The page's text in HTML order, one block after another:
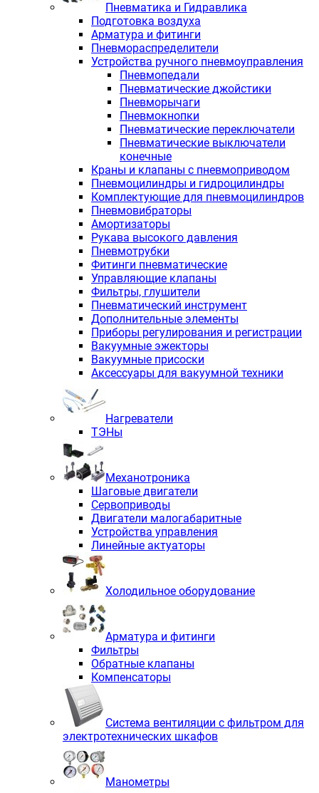
Пневматика и Гидравлика
Подготовка воздуха
Арматура и фитинги
Пневмораспределители
Устройства ручного пневмоуправления
Пневмопедали
Пневматические джойстики
Пневморычаги
Пневмокнопки
Пневматические переключатели
Пневматические выключатели
конечные
Краны и клапаны с пневмоприводом
Пневмоцилиндры и гидроцилиндры
Комплектующие для пневмоцилиндров
Пневмовибраторы
Амортизаторы
Рукава высокого давления
Пневмотрубки
Фитинги пневматические
Управляющие клапаны
Фильтры, глушители
Пневматический инструмент
Дополнительные элементы
Приборы регулирования и регистрации
Вакуумные эжекторы
Вакуумные присоски
Аксессуары для вакуумной техники
Нагреватели
ТЭНы
Механотроника
Шаговые двигатели
Сервоприводы
Двигатели малогабаритные
Устройства управления
Линейные актуаторы
Холодильное оборудование
Арматура и фитинги
Фильтры
Обратные клапаны
Компенсаторы
Система вентиляции с фильтром для
электротехнических шкафов
Манометры